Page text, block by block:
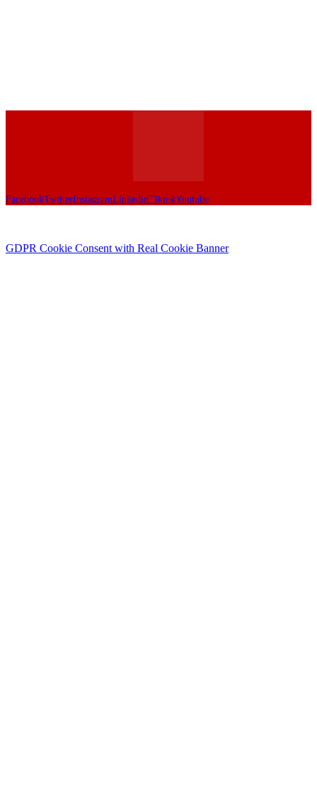
FacebookTwitterInstagramLinkedinTiktokYoutube
GDPR Cookie Consent with Real Cookie Banner